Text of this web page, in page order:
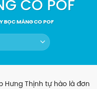
CO POF
BỌC MÀNG CO POF
Hưng Thịnh tự hào là đơn